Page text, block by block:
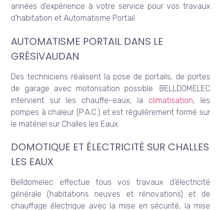
années d’expérience à votre service pour vos travaux
d’habitation et Automatisme Portail.
AUTOMATISME PORTAIL DANS LE
GRÉSIVAUDAN
Des techniciens réalisent la pose de portails, de portes
de garage avec motorisation possible. BELLDOMELEC
intervient sur les chauffe-eaux, la climatisation, les
pompes à chaleur (P.A.C.) et est régulièrement formé sur
le matériel sur Challes les Eaux.
DOMOTIQUE ET ÉLECTRICITÉ SUR CHALLES
LES EAUX
Belldomelec effectue tous vos travaux d’électricité
générale (habitations neuves et rénovations) et de
chauffage électrique avec la mise en sécurité, la mise